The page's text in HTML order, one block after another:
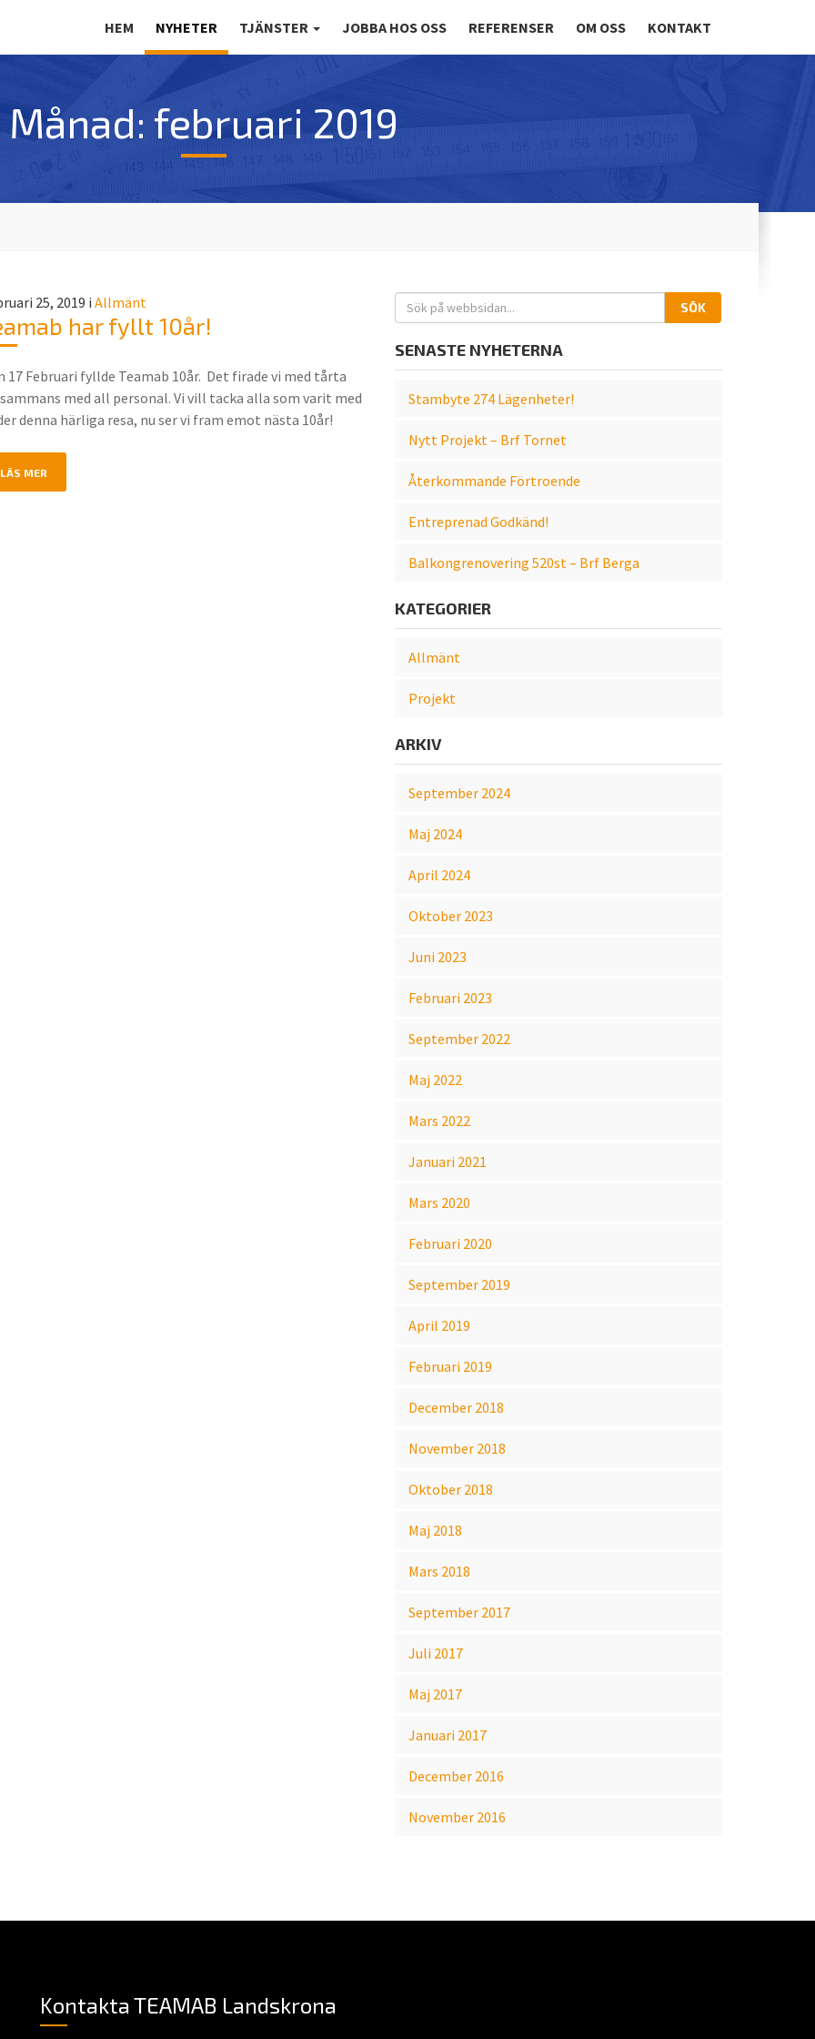
HEM NYHETER TJÄNSTER JOBBA HOS OSS REFERENSER OM OSS KONTAKT
Månad: februari 2019
25, 2019 i Allmänt
har fyllt 10år!
17 Februari fyllde Teamab 10år. Det firade vi med tårta
med all personal. Vi vill tacka alla som varit med
denna härliga resa, nu ser vi fram emot nästa 10år!
LÄS MER
e
a
r
SÖK
SENASTE NYHETERNA
Stambyte 274 Lägenheter!
Nytt Projekt – Brf Tornet
Återkommande Förtroende
Entreprenad Godkänd!
Balkongrenovering 520st – Brf Berga
KATEGORIER
Allmänt
Projekt
ARKIV
September 2024
Maj 2024
April 2024
Oktober 2023
Juni 2023
Februari 2023
September 2022
Maj 2022
Mars 2022
Januari 2021
Mars 2020
Februari 2020
September 2019
April 2019
Februari 2019
December 2018
November 2018
Oktober 2018
Maj 2018
Mars 2018
September 2017
Juli 2017
Maj 2017
Januari 2017
December 2016
November 2016
Kontakta TEAMAB Landskrona